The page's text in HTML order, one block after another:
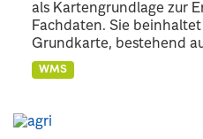
als Kartengrundlage zur
Fachdaten. Sie
Grundkarte, bestehend
WMS